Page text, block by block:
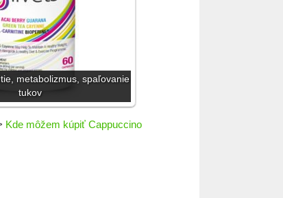
metabolizmus, spaľovanie
tukov
Kde môžem kúpiť Cappuccino